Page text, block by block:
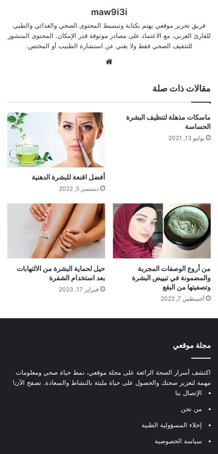
maw9i3i
فريق تحرير موقعي يهتم بكتابة وتبسيط المحتوى الصحي والغذائي والطبي
للقارئ العربي، مع الاعتماد على مصادر موثوقة قدر الإمكان. المحتوى المنشور
للتثقيف الصحي فقط ولا يغني عن استشارة الطبيب أو المختص.
مقالات ذات صلة
ماسكات مذهلة لتنظيف البشرة
الحساسة
يوليو 13, 2021
أفضل اقنعة للبشرة الدهنية
ديسمبر 5, 2022
من أروع الوصفات المجربة
والمضمونة في تبييض البشرة
وتصفيتها من البقع
أغسطس 7, 2022
حيل لحماية البشرة من الالتهابات
بعد استخدام الشفرة
فبراير 17, 2023
مجلة موقعي
اكتشف أسرار الصحة الرائعة على مجلة موقعي، نمط حياة صحي ومعلومات
مهمة لتعزيز صحتك والحصول على حياة مليئة بالنشاط والسعادة. تصفح الآن!
الإتصال بنا
من نحن
إخلاء المسؤولية الطبية
سياسة الخصوصية